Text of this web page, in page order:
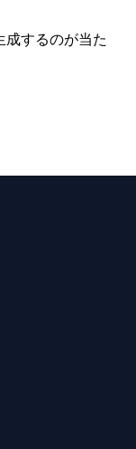
成するのが当た